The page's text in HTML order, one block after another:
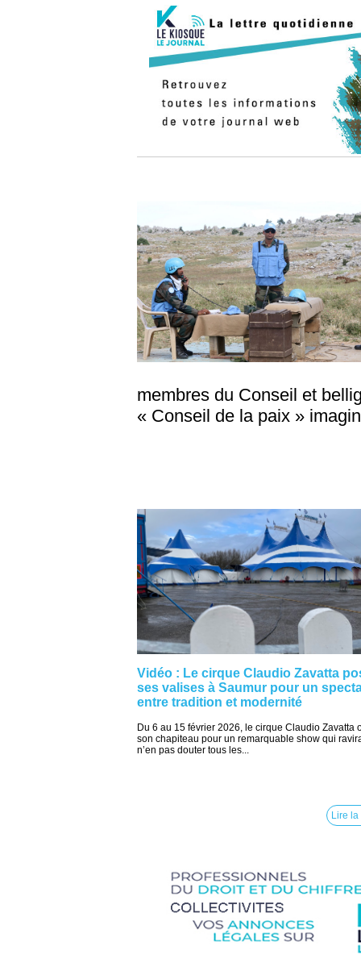
membres du Conseil et
« Conseil de la paix »
Vidéo : Le cirque Claudio Zavatta
ses valises à Saumur pour un
entre tradition et modernité
Du 6 au 15 février 2026, le cirque Claudio Zavatta
son chapiteau pour un remarquable show qui
n’en pas douter tous les...
Lire la